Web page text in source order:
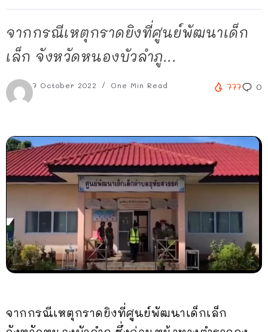
จากกรณีเหตุกราดยิงที่ศูนย์พัฒนาเด็ก
เล็ก จังหวัดหนองบัวลำภู...
7 October 2022 One Min Read 777 0
จากกรณีเหตุกราดยิงที่ศูนย์พัฒนาเด็กเล็ก